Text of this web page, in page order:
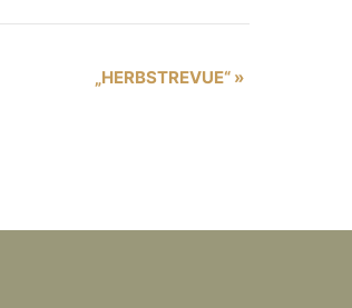
„HERBSTREVUE“ »